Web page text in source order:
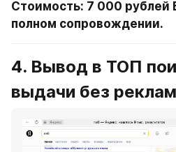
Стоимость: 7 000 рублей
полном сопровождении.
4. Вывод в ТОП
выдачи без